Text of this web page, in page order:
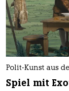
Polit-Kunst aus
Spiel mit